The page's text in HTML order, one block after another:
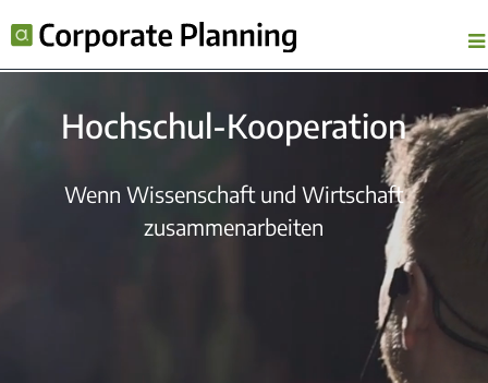
Hochschul-Kooperation
Wenn Wissenschaft und Wirtschaft
zusammenarbeiten